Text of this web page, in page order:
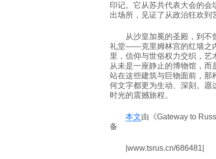
印记。它从苏共代表大会的
出场所，见证了从政治狂欢到
从沙皇加冕的圣殿，到不
礼堂——克里姆林宫的红墙之
里，信仰与世俗权力交织，艺
从未是一座静止的博物馆，
站在这些建筑与巨物面前，那
何文字都更为生动、深刻。愿
时光的震撼旅程。
本文由《Gateway to
备
|www.tsrus.cn/686481|